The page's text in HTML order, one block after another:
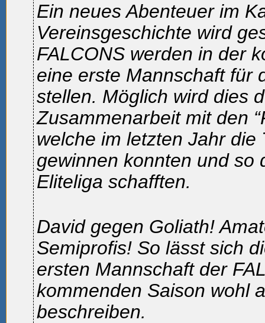
Ein neues Abenteuer im
Vereinsgeschichte wird
FALCONS werden in der
eine erste Mannschaft für
stellen. Möglich wird dies
Zusammenarbeit mit den
welche im letzten Jahr die
gewinnen konnten und so
Eliteliga schafften.
David gegen Goliath!
Semiprofis! So lässt sich
ersten Mannschaft der
kommenden Saison wohl
beschreiben.